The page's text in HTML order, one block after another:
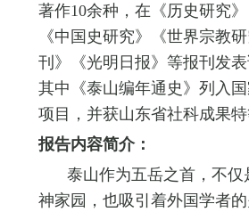
著作10余种，在《历史研究》
《中国史研究》《世界宗教
刊》《光明日报》等报刊发表
其中《泰山编年通史》列入
项目，并获山东省社科成果特
报告内容简介：
泰山作为五岳之首，不仅
神家园，也吸引着外国学者